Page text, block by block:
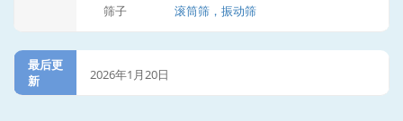
筛子 滚筒筛，振动筛
最后更
新
2026年1月20日